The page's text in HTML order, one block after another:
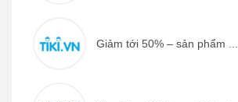
Giảm tới 50% – sản phẩm ...